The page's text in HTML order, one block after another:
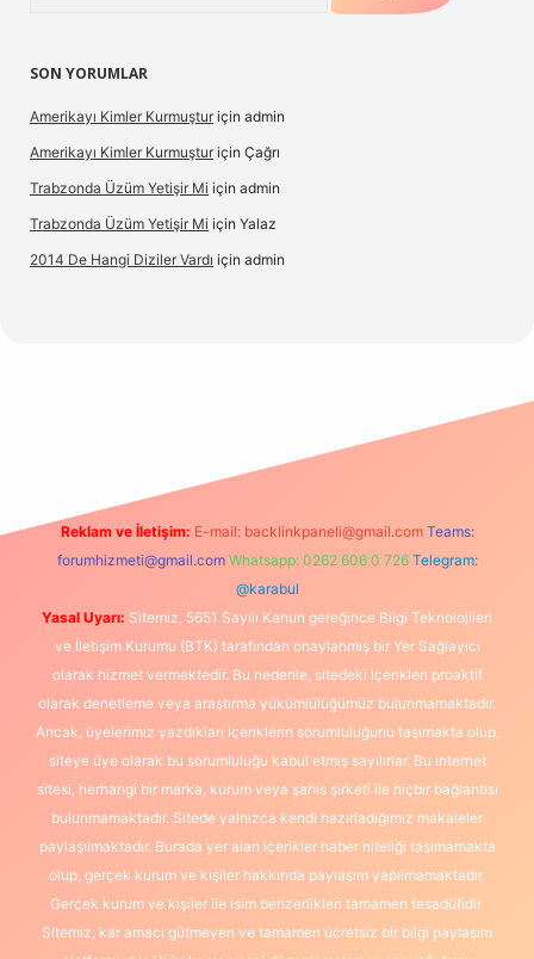
SON YORUMLAR
Amerikayı Kimler Kurmuştur için admin
Amerikayı Kimler Kurmuştur için Çağrı
Trabzonda Üzüm Yetişir Mi için admin
Trabzonda Üzüm Yetişir Mi için Yalaz
2014 De Hangi Diziler Vardı için admin
Reklam ve İletişim: E-mail: backlinkpaneli@gmail.com Teams:
forumhizmeti@gmail.com Whatsapp: 0262 606 0 726 Telegram:
@karabul
Yasal Uyarı: Sitemiz, 5651 Sayılı Kanun gereğince Bilgi Teknolojileri
ve İletişim Kurumu (BTK) tarafından onaylanmış bir Yer Sağlayıcı
olarak hizmet vermektedir. Bu nedenle, sitedeki içerikleri proaktif
olarak denetleme veya araştırma yükümlülüğümüz bulunmamaktadır.
Ancak, üyelerimiz yazdıkları içeriklerin sorumluluğunu taşımakta olup,
siteye üye olarak bu sorumluluğu kabul etmiş sayılırlar. Bu internet
sitesi, herhangi bir marka, kurum veya şahıs şirketi ile hiçbir bağlantısı
bulunmamaktadır. Sitede yalnızca kendi hazırladığımız makaleler
paylaşılmaktadır. Burada yer alan içerikler haber niteliği taşımamakta
olup, gerçek kurum ve kişiler hakkında paylaşım yapılmamaktadır.
Gerçek kurum ve kişiler ile isim benzerlikleri tamamen tesadüfidir.
Sitemiz, kar amacı gütmeyen ve tamamen ücretsiz bir bilgi paylaşım